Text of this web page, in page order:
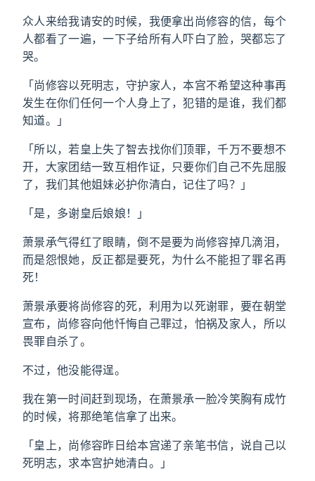
众人来给我请安的时候，我便拿出尚修容的信，每个
人都看了一遍，一下子给所有人吓白了脸，哭都忘了
哭。
「尚修容以死明志，守护家人，本宫不希望这种事再
发生在你们任何一个人身上了，犯错的是谁，我们都
知道。」
「所以，若皇上失了智去找你们顶罪，千万不要想不
开，大家团结一致互相作证，只要你们自己不先屈服
了，我们其他姐妹必护你清白，记住了吗？」
「是，多谢皇后娘娘！」
萧景承气得红了眼睛，倒不是要为尚修容掉几滴泪，
而是怨恨她，反正都是要死，为什么不能担了罪名再
死！
萧景承要将尚修容的死，利用为以死谢罪，要在朝堂
宣布，尚修容向他忏悔自己罪过，怕祸及家人，所以
畏罪自杀了。
不过，他没能得逞。
我在第一时间赶到现场，在萧景承一脸冷笑胸有成竹
的时候，将那绝笔信拿了出来。
「皇上，尚修容昨日给本宫递了亲笔书信，说自己以
死明志，求本宫护她清白。」